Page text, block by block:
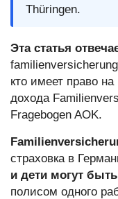
Thüringen.
Эта статья
кто имеет право
дохода
Fragebogen AOK.
страховка в
и дети могут
полисом одного